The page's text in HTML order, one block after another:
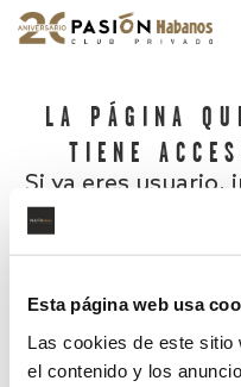
Esta página web usa
Las cookies de este sitio
el contenido y los
LA PÁGINA
TIENE
Si ya eres usuario,